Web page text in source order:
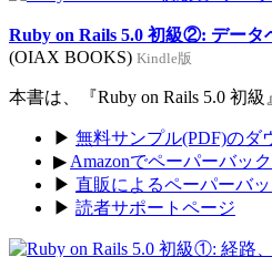
Ruby on Rails 5.0 初級②: データ
(OIAX BOOKS) Kindle版
本書は、『Ruby on Rails 5.0 初
▶ 無料サンプル(PDF)のダ
▶ Amazonでペーパーバッ
▶ 直販によるペーパーバ
▶ 読者サポートページ